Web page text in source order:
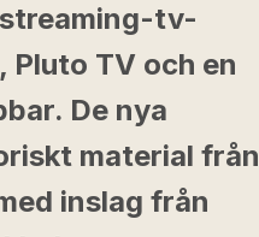
tv-
TV och en
De nya
material från
inslag från